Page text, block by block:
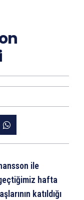
ile
hafta
katıldığı